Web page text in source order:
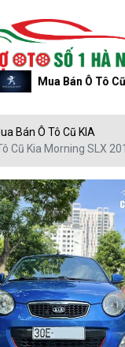
Tô Cũ Peugeot
Bán Ô Tô Cũ KIA
Cũ Kia Morning SLX